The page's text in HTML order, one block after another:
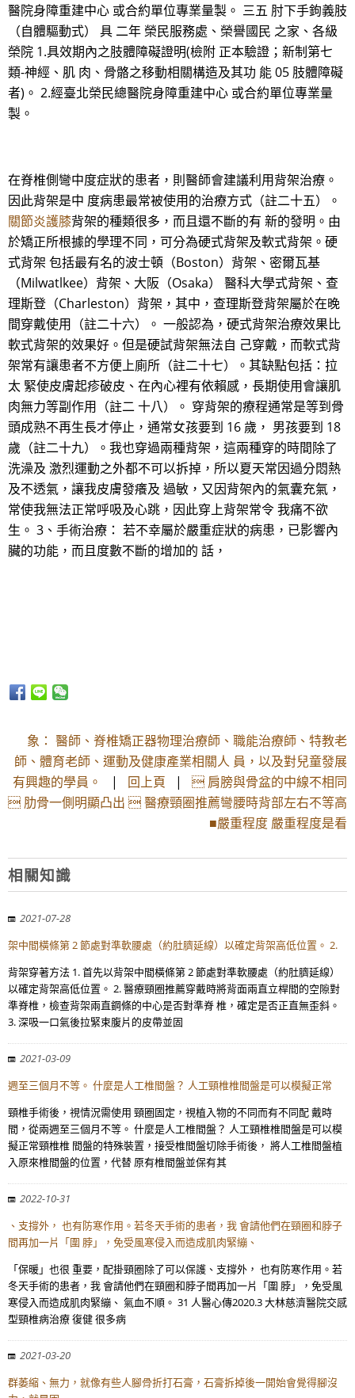
醫院身障重建中心 或合約單位專業量製。 三五 肘下手鉤義肢
（自體驅動式） 具 二年 榮民服務處、榮譽國民 之家、各級
榮院 1.具效期內之肢體障礙證明(檢附 正本驗證；新制第七
類-神經、肌 肉、骨骼之移動相關構造及其功 能 05 肢體障礙
者)。 2.經臺北榮民總醫院身障重建中心 或合約單位專業量
製。
在脊椎側彎中度症狀的患者，則醫師會建議利用背架治療。
因此背架是中 度病患最常被使用的治療方式（註二十五）。
關節炎護膝背架的種類很多，而且還不斷的有 新的發明。由
於矯正所根據的學理不同，可分為硬式背架及軟式背架。硬
式背架 包括最有名的波士頓（Boston）背架、密爾瓦基
（Milwatlkee）背架、大阪（Osaka） 醫科大學式背架、查
理斯登（Charleston）背架，其中，查理斯登背架屬於在晚
間穿戴使用（註二十六）。 一般認為，硬式背架治療效果比
軟式背架的效果好。但是硬試背架無法自 己穿戴，而軟式背
架常有讓患者不方便上廁所（註二十七）。其缺點包括：拉
太 緊使皮膚起疹破皮、在內心裡有依賴感，長期使用會讓肌
肉無力等副作用（註二 十八）。 穿背架的療程通常是等到骨
頭成熟不再生長才停止，通常女孩要到 16 歲， 男孩要到 18
歲（註二十九）。我也穿過兩種背架，這兩種穿的時間除了
洗澡及 激烈運動之外都不可以拆掉，所以夏天常因過分悶熱
及不透氣，讓我皮膚發癢及 過敏，又因背架內的氣囊充氣，
常使我無法正常呼吸及心跳，因此穿上背架常令 我痛不欲
生。 3、手術治療： 若不幸屬於嚴重症狀的病患，已影響內
臟的功能，而且度數不斷的增加的 話，
象： 醫師、脊椎矯正器物理治療師、職能治療師、特教老
師、體育老師、運動及健康產業相關人 員，以及對兒童發展
有興趣的學員。
| 回上頁 |  肩膀與骨盆的中線不相同
 肋骨一側明顯凸出  醫療頸圈推薦彎腰時背部左右不等高
■嚴重程度 嚴重程度是看
相關知識
2021-07-28
架中間橫條第 2 節處對準軟腰處（約肚臍延線）以確定背架高低位置。 2.
背架穿著方法 1. 首先以背架中間橫條第 2 節處對準軟腰處（約肚臍延線）
以確定背架高低位置。 2. 醫療頸圈推薦穿戴時將背面兩直立桿間的空隙對
準脊椎，檢查背架兩直鋼條的中心是否對準脊 椎，確定是否正直無歪斜。
3. 深吸一口氣後拉緊束腹片的皮帶並固
2021-03-09
週至三個月不等。 什麼是人工椎間盤？ 人工頸椎椎間盤是可以模擬正常
頸椎手術後，視情況需使用 頸圈固定，視植入物的不同而有不同配 戴時
間，從兩週至三個月不等。 什麼是人工椎間盤？ 人工頸椎椎間盤是可以模
擬正常頸椎椎 間盤的特殊裝置，接受椎間盤切除手術後， 將人工椎間盤植
入原來椎間盤的位置，代替 原有椎間盤並保有其
2022-10-31
、支撐外， 也有防寒作用。若冬天手術的患者，我 會請他們在頸圈和脖子
間再加一片「圍 脖」，免受風寒侵入而造成肌肉緊繃、
「保暖」也很 重要，配掛頸圈除了可以保護、支撐外， 也有防寒作用。若
冬天手術的患者，我 會請他們在頸圈和脖子間再加一片「圍 脖」，免受風
寒侵入而造成肌肉緊繃、 氣血不順。 31 人醫心傳2020.3 大林慈濟醫院交感
型頸椎病治療 復健 很多病
2021-03-20
群萎縮、無力，就像有些人腳骨折打石膏，石膏拆掉後一開始會覺得腳沒